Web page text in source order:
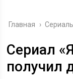
Главная ›
Сериал
получил